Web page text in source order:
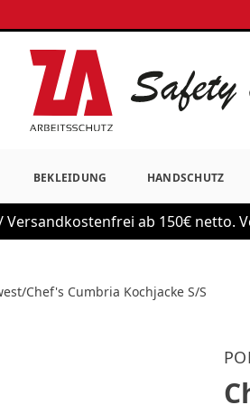
BEKLEIDUNG HANDSCHUTZ
Versandkostenfrei ab 150€ netto.
/Chef's Cumbria Kochjacke S/S